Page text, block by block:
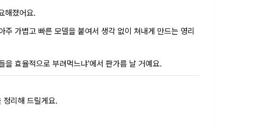
해졌어요.
가볍고 빠른 모델을 붙여서 생각 없이 쳐내게 만드는 영리
효율적으로 부려먹느냐'에서 판가름 날 거예요.
정리해 드릴게요.